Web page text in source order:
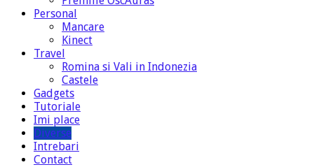
Personal
Mancare
Kinect
Travel
Romina si Vali in Indonezia
Castele
Gadgets
Tutoriale
Imi place
Diverse
Intrebari
Contact